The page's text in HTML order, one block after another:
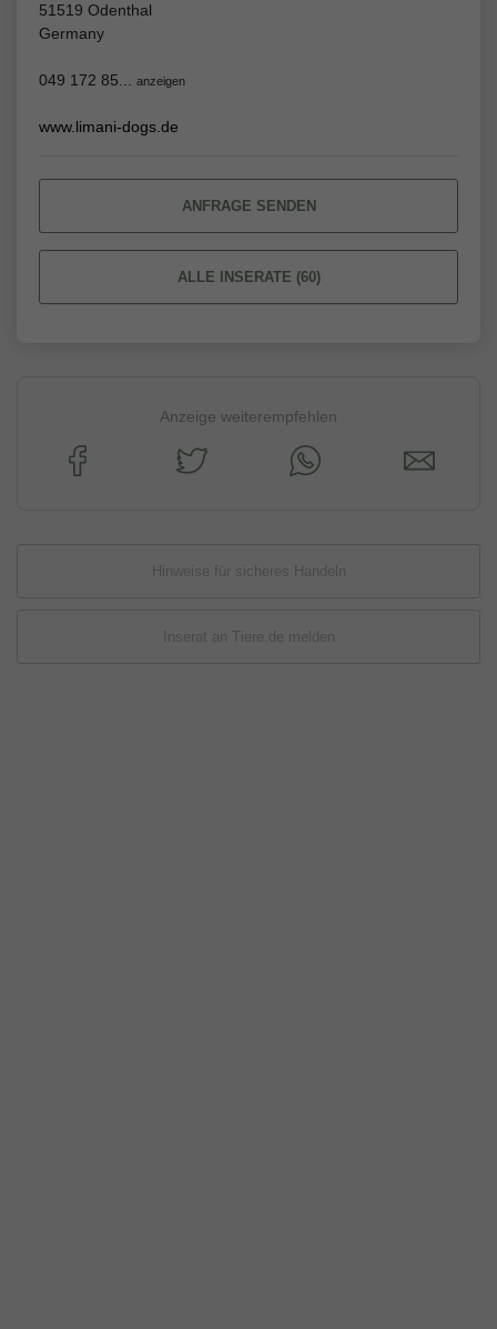
51519 Odenthal
Germany
049 172 85... anzeigen
www.limani-dogs.de
ANFRAGE SENDEN
ALLE INSERATE (60)
Anzeige weiterempfehlen
Hinweise für sicheres Handeln
Inserat an Tiere.de melden